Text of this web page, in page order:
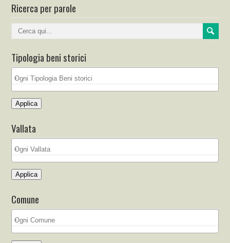
Ricerca per parole
Tipologia beni storici
Applica
Vallata
Applica
Comune